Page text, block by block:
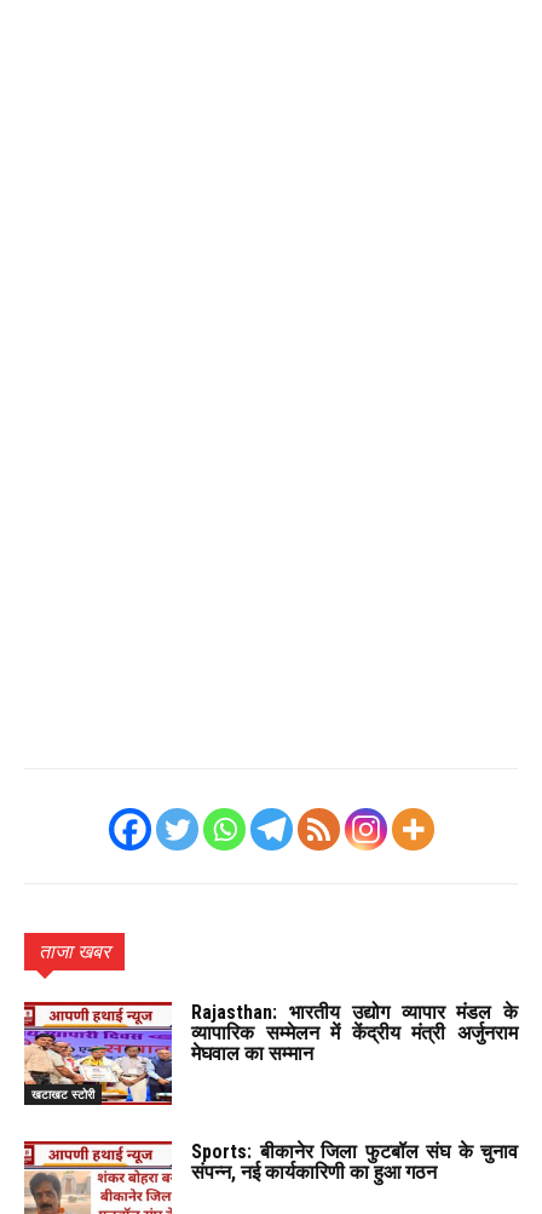
ताजा खबर
खटाखट स्टोरी
Rajasthan: भारतीय उद्योग व्यापार मंडल के
व्यापारिक सम्मेलन में केंद्रीय मंत्री अर्जुनराम
मेघवाल का सम्मान
Sports: बीकानेर जिला फुटबॉल संघ के चुनाव
संपन्न, नई कार्यकारिणी का हुआ गठन